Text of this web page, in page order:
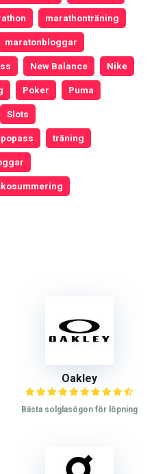
marathonträning
maratonbloggar
New Balance Nike
Poker Puma
Slots
träning
Oakley
Bästa solglasögon för löpning